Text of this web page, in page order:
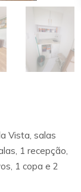
Vista, salas
1 recepção,
1 copa e 2